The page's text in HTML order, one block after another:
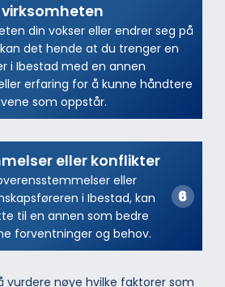
virksomheten
din vokser eller endrer seg på
det hende at du trenger en
i Ibestad med en annen
erfaring for å kunne håndtere
som oppstår.
eller konflikter
eller
i Ibestad, kan
til en annen som bedre
forventninger og behov.
nøye hvilke faktorer som